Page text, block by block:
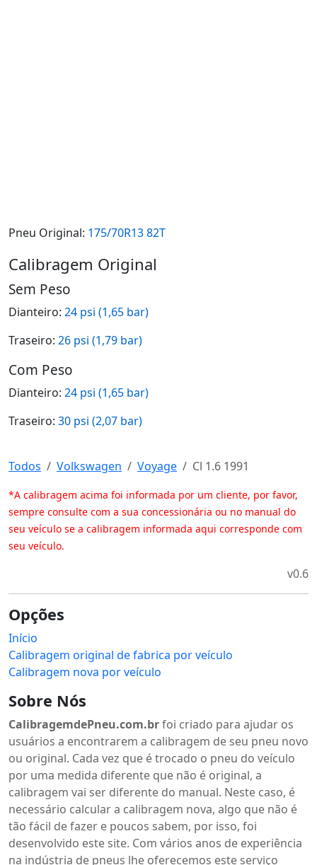
Pneu Original: 175/70R13 82T
Calibragem Original
Sem Peso
Dianteiro: 24 psi (1,65 bar)
Traseiro: 26 psi (1,79 bar)
Com Peso
Dianteiro: 24 psi (1,65 bar)
Traseiro: 30 psi (2,07 bar)
Todos Volkswagen Voyage Cl 1.6 1991
*A calibragem acima foi informada por um cliente, por favor,
sempre consulte com a sua concessionária ou no manual do
seu veículo se a calibragem informada aqui corresponde com
seu veículo.
v0.6
Opções
Início
Calibragem original de fabrica por veículo
Calibragem nova por veículo
Sobre Nós
CalibragemdePneu.com.brfoi criado para ajudar os
usuários a encontrarem a calibragem de seu pneu novo
ou original. Cada vez que é trocado o pneu do veículo
por uma medida diferente que não é original, a
calibragem vai ser diferente do manual. Neste caso, é
necessário calcular a calibragem nova, algo que não é
tão fácil de fazer e poucos sabem, por isso, foi
desenvolvido este site. Com vários anos de experiência
na indústria de pneus lhe oferecemos este serviço